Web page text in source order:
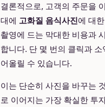
결론적으로, 고객의 주문을
대에 고화질 음식사진에 대
촬영에 드는 막대한 비용과
합니다. 단 몇 번의 클릭과
어올릴 수 있습니다.
이는 단순히 사진을 바꾸는
로 이어지는 가장 확실한 투